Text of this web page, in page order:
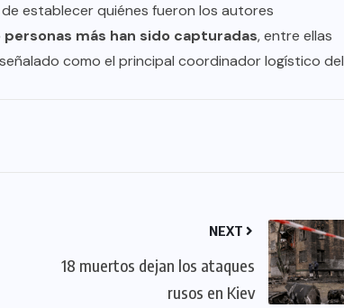
establecer quiénes fueron los autores
personas más han sido capturadas, entre ellas
como el principal coordinador logístico del
NEXT
18 muertos dejan los ataques
rusos en Kiev